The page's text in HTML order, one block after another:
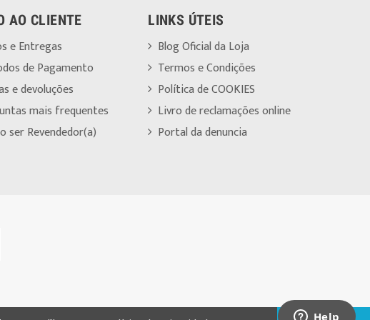
AO CLIENTE
e Entregas
de Pagamento
e devoluções
mais frequentes
ser Revendedor(a)
LINKS ÚTEIS
Blog Oficial da Loja
Termos e Condições
Política de COOKIES
Livro de reclamações online
Portal da denuncia